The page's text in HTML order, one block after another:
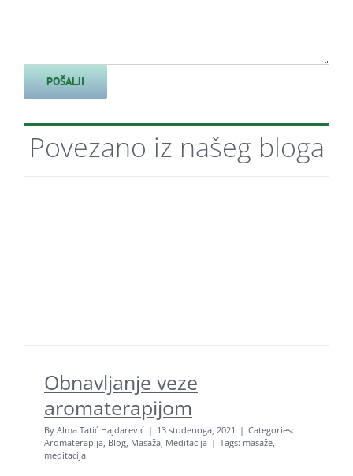
Povezano iz našeg bloga
Obnavljanje veze
aromaterapijom
By Alma Tatić Hajdarević | 13 studenoga, 2021 | Categories:
Aromaterapija, Blog, Masaža, Meditacija | Tags: masaže,
meditacija